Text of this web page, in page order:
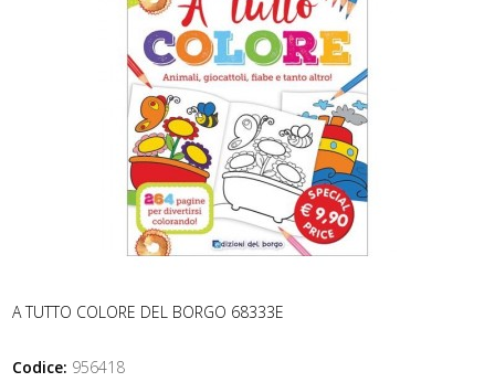
A TUTTO COLORE DEL BORGO 68333E
Codice: 956418